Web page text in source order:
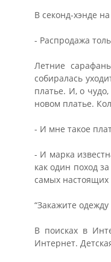
В секонд-хэнде
- Распродажа
Летние
собиралась
платье. И, о
новом платье.
- И мне такое
- И марка
как один поход
самых настоящих
“Закажите
В поисках в
Интернет.